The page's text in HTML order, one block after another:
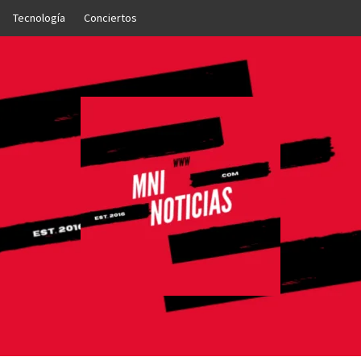
Tecnología Conciertos